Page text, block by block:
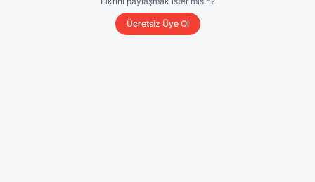
Ücretsiz Üye Ol